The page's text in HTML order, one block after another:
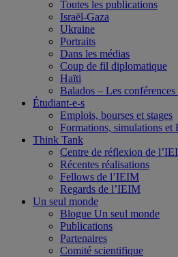
Toutes les publications
Israël-Gaza
Ukraine
Portraits
Dans les médias
Coup de fil diplomatique
Haïti
Balados – Les
Étudiant-e-s
Emplois, bourses et stages
Formations, simulations et
Think Tank
Centre de réflexion de
Récentes réalisations
Fellows de l’IEIM
Regards de l’IEIM
Un seul monde
Blogue Un seul monde
Publications
Partenaires
Comité scientifique